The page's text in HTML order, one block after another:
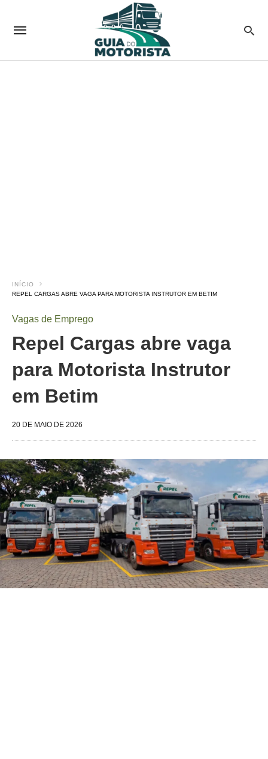
INÍCIO
REPEL CARGAS ABRE VAGA PARA MOTORISTA INSTRUTOR EM BETIM
Vagas de Emprego
Repel Cargas abre vaga
para Motorista Instrutor
em Betim
20 DE MAIO DE 2026